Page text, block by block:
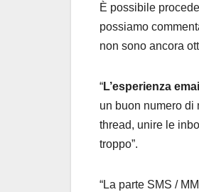
È possibile
possiamo
non sono ancora
“L’esperienza
un buon numero di
thread, unire le
troppo”.
“La parte SMS /